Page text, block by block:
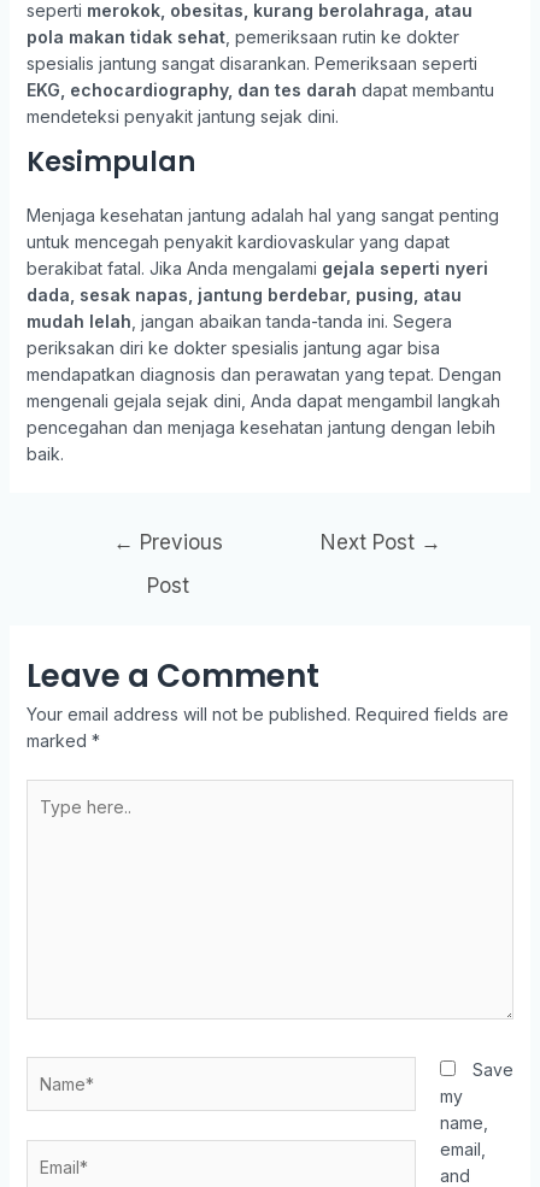
seperti merokok, obesitas, kurang berolahraga, atau
pola makan tidak sehat, pemeriksaan rutin ke dokter
spesialis jantung sangat disarankan. Pemeriksaan seperti
EKG, echocardiography, dan tes darah dapat membantu
mendeteksi penyakit jantung sejak dini.
Kesimpulan
Menjaga kesehatan jantung adalah hal yang sangat penting
untuk mencegah penyakit kardiovaskular yang dapat
berakibat fatal. Jika Anda mengalami gejala seperti nyeri
dada, sesak napas, jantung berdebar, pusing, atau
mudah lelah , jangan abaikan tanda-tanda ini. Segera
periksakan diri ke dokter spesialis jantung agar bisa
mendapatkan diagnosis dan perawatan yang tepat. Dengan
mengenali gejala sejak dini, Anda dapat mengambil langkah
pencegahan dan menjaga kesehatan jantung dengan lebih
baik.
← Previous
Post
Next Post →
Leave a Comment
Your email address will not be published. Required fields are
marked *
Save
my
name,
email,
and